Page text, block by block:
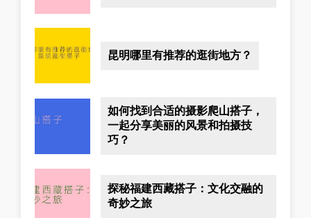
昆明哪里有推荐的逛街地方？
如何找到合适的摄影爬山搭子，
一起分享美丽的风景和拍摄技
巧？
探秘福建西藏搭子：文化交融的
奇妙之旅